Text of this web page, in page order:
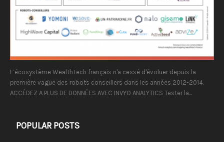
L’écosystème WealthTech français n'a cessé d'évoluer depuis la
première vague des robots conseillers dans les années 2012-2014.
ACCÉDEZ A PLUS DE DONNÉES AVEC INVYO ANALYTICS Tester la...
POPULAR POSTS